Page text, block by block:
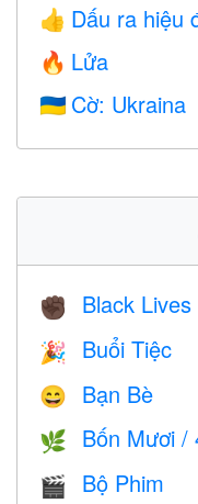
👍 Dấu ra hiệu
🔥 Lửa
🇺🇦 Cờ: Ukraina
✊🏿 Black
🎉 Buổi Tiệc
😄 Bạn Bè
🌿 Bốn Mươi /
🎬 Bộ Phim